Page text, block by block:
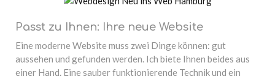
Passt zu Ihnen: Ihre neue Website
Eine moderne Website muss zwei Dinge können: gut
aussehen und gefunden werden. Ich biete Ihnen beides aus
einer Hand. Eine sauber funktionierende Technik und ein